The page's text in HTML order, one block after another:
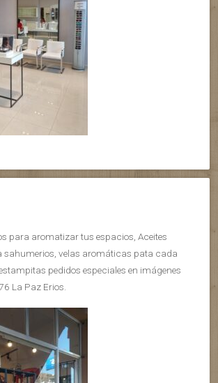
para aromatizar tus espacios, Aceites
sahumerios, velas aromáticas pata cada
pedidos especiales en imágenes
La Paz Erios.